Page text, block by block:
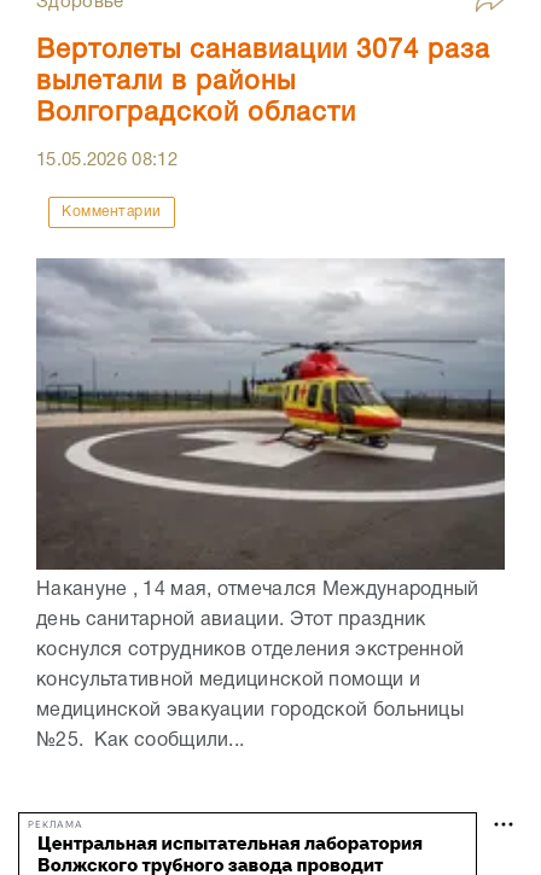
Вертолеты санавиации 3074 раза
вылетали в районы
Волгоградской области
15.05.202608:12
Комментарии
Накануне , 14 мая, отмечался Международный
день санитарной авиации. Этот праздник
коснулся сотрудников отделения экстренной
консультативной медицинской помощи и
медицинской эвакуации городской больницы
№25. Как сообщили...
РЕКЛАМА